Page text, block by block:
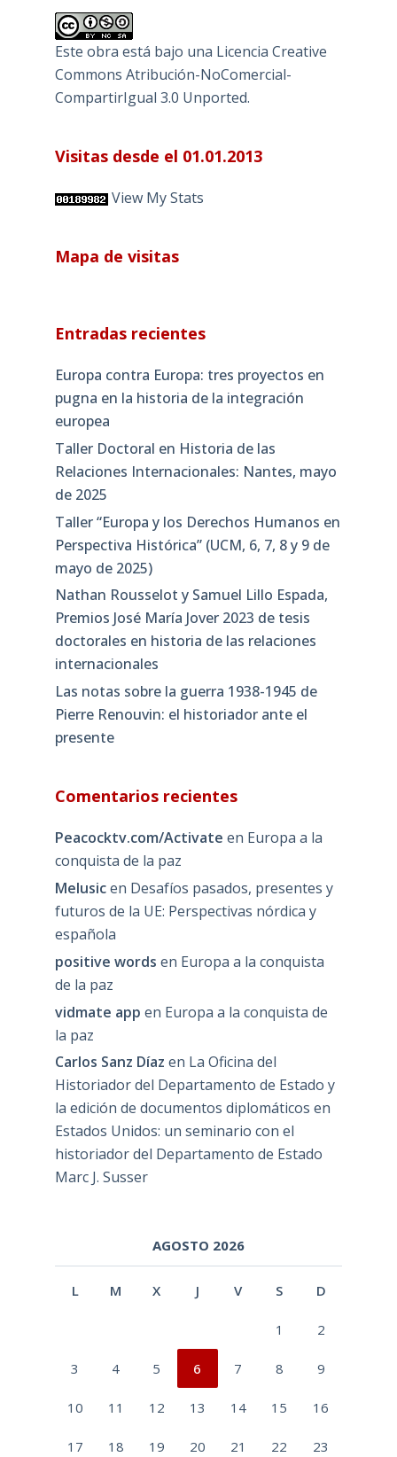
Este obra está bajo una Licencia Creative
Commons Atribución-NoComercial-
CompartirIgual 3.0 Unported.
Visitas desde el 01.01.2013
View My Stats
Mapa de visitas
Entradas recientes
Europa contra Europa: tres proyectos en
pugna en la historia de la integración
europea
Taller Doctoral en Historia de las
Relaciones Internacionales: Nantes, mayo
de 2025
Taller “Europa y los Derechos Humanos en
Perspectiva Histórica” (UCM, 6, 7, 8 y 9 de
mayo de 2025)
Nathan Rousselot y Samuel Lillo Espada,
Premios José María Jover 2023 de tesis
doctorales en historia de las relaciones
internacionales
Las notas sobre la guerra 1938-1945 de
Pierre Renouvin: el historiador ante el
presente
Comentarios recientes
Peacocktv.com/Activate en Europa a la
conquista de la paz
Melusicen Desafíos pasados, presentes y
futuros de la UE: Perspectivas nórdica y
española
positive words en Europa a la conquista
de la paz
vidmate app en Europa a la conquista de
la paz
Carlos Sanz Díaz en La Oficina del
Historiador del Departamento de Estado y
la edición de documentos diplomáticos en
Estados Unidos: un seminario con el
historiador del Departamento de Estado
Marc J. Susser
AGOSTO 2026
L M X J V S D
1 2
3 4 5 6 7 8 9
10 11 12 13 14 15 16
17 18 19 20 21 22 23